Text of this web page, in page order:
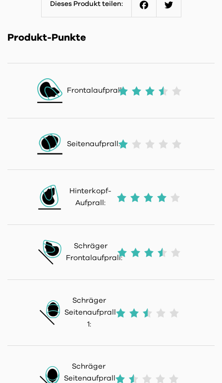
Dieses Produkt teilen:
Produkt-Punkte
Frontalaufprall:
Seitenaufprall:
Hinterkopf-
Aufprall:
Schräger
Frontalaufprall:
Schräger
Seitenaufprall
1:
Schräger
Seitenaufprall